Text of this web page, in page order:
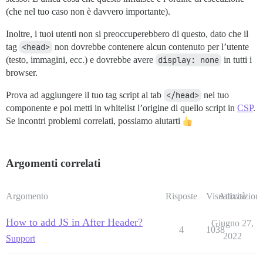
(che nel tuo caso non è davvero importante).
Inoltre, i tuoi utenti non si preoccuperebbero di questo, dato che il
tag <head> non dovrebbe contenere alcun contenuto per l’utente
(testo, immagini, ecc.) e dovrebbe avere display: none in tutti i
browser.
Prova ad aggiungere il tuo tag script al tab </head> nel tuo
componente e poi metti in whitelist l’origine di quello script in CSP.
Se incontri problemi correlati, possiamo aiutarti
Argomenti correlati
Argomento Risposte Visualizzazioni
Attività
How to add JS in After Header?
Support
4 1038
Giugno 27,
2022